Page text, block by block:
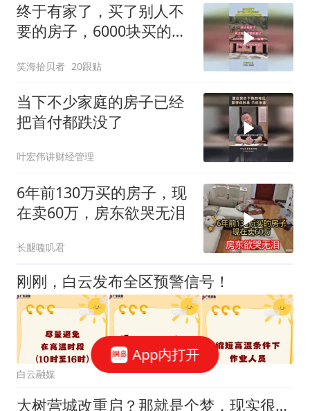
终于有家了，买了别人不
要的房子，6000块买的还
笑海拾贝者 20跟贴
当下不少家庭的房子已经
把首付都跌没了
叶宏伟讲财经管理
6年前130万买的房子，现
在卖60万，房东欲哭无泪
长腿嗑叽君
刚刚，白云发布全区预警信号！
白云融媒
大树营城改重启？那就是个梦，现实很扎心
App内打开